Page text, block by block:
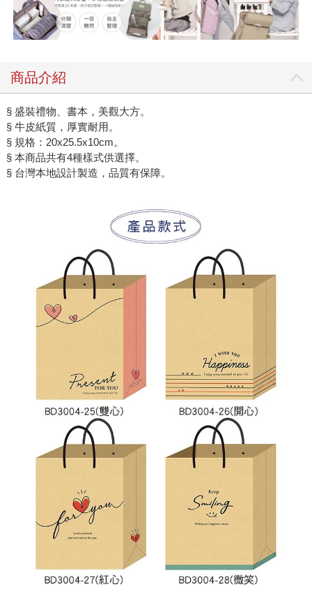
商品介紹
§ 盛裝禮物、書本，美觀大方。
§ 牛皮紙質，厚實耐用。
§ 規格：20x25.5x10cm。
§ 本商品共有4種樣式供選擇。
§ 台灣本地設計製造，品質有保障。